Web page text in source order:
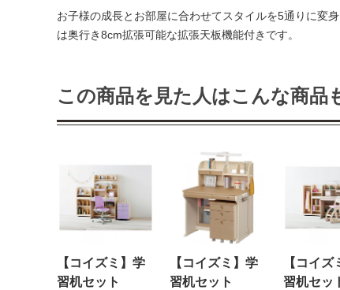
お子様の成長とお部屋に合わせてスタイルを5通りに変
は奥行き8cm拡張可能な拡張天板機能付きです。
この商品を見た人はこんな商品
【コイズミ】学
習机セット
【コイズミ】学
習机セット
【コイズ
習机セ